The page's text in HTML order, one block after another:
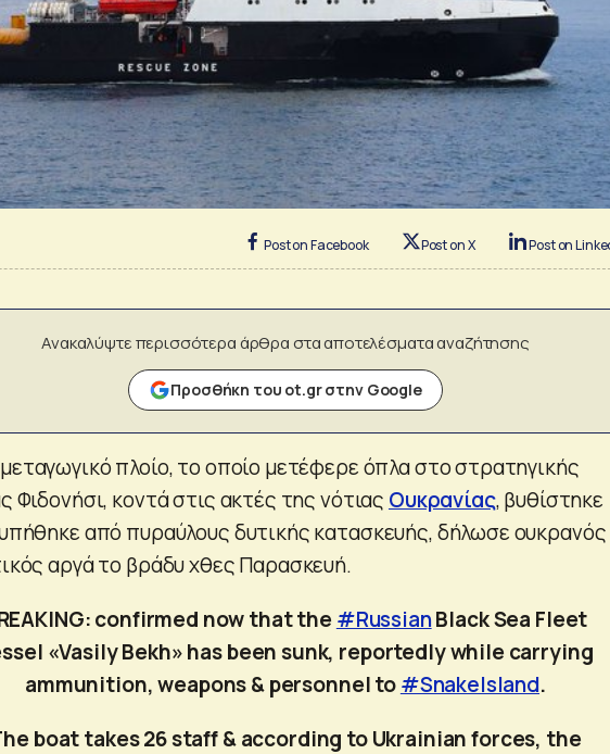
Post on Facebook Post on X Post on
Ανακαλύψτε περισσότερα άρθρα στα αποτελέσματα αναζήτησης
Προσθήκη του ot.gr στην Google
μεταγωγικό πλοίο, το οποίο μετέφερε όπλα στο στρατηγικής
Φιδονήσι, κοντά στις ακτές της νότιας Ουκρανίας, βυθίστηκε
από πυραύλους δυτικής κατασκευής, δήλωσε ουκρανός
αργά το βράδυ χθες Παρασκευή.
confirmed now that the #RussianBlack Sea Fleet
«Vasily Bekh» has been sunk, reportedly while carrying
ammunition, weapons & personnel to#SnakeIsland.
boat takes 26 staff & according to Ukrainian forces, the